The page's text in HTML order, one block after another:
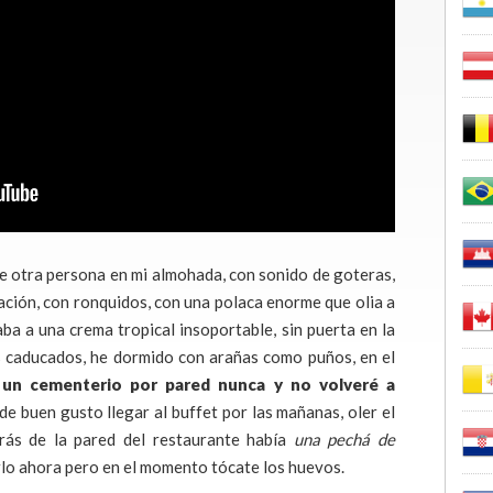
otra persona en mi almohada, con sonido de goteras,
con ronquidos, con una polaca enorme que olia a
a una crema tropical insoportable, sin puerta en la
he dormido con arañas como puños, en el
cementerio por pared nunca y no volveré a
buen gusto llegar al buffet por las mañanas, oler el
de la pared del restaurante había una pechá de
ahora pero en el momento tócate los huevos.